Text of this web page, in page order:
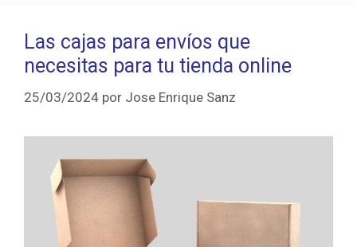
Las cajas para envíos que
necesitas para tu tienda online
25/03/2024 por Jose Enrique Sanz